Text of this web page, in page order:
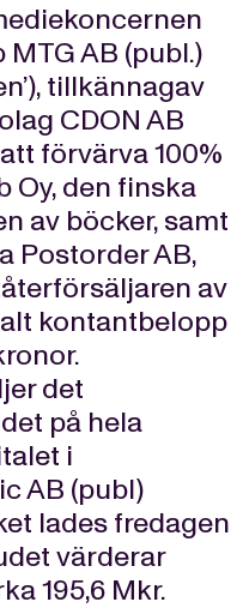
AB (publ.)
tillkännagav
CDON AB
förvärva 100%
Oy, den finska
av böcker, samt
Postorder AB,
av
kontantbelopp
det
på hela
i
AB (publ)
lades fredagen
värderar
195,6 Mkr.